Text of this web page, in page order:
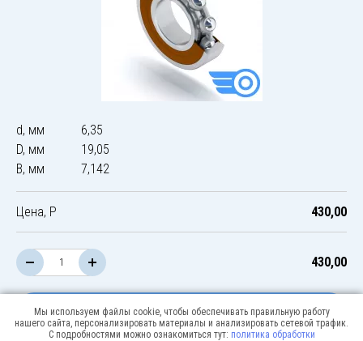
d, мм
6,35
D, мм
19,05
B, мм
7,142
Цена, Р 430,00
430,00
В корзину
Мы используем файлы cookie, чтобы обеспечивать правильную работу
нашего сайта, персонализировать материалы и анализировать сетевой трафик.
С подробностями можно ознакомиться тут: политика обработки